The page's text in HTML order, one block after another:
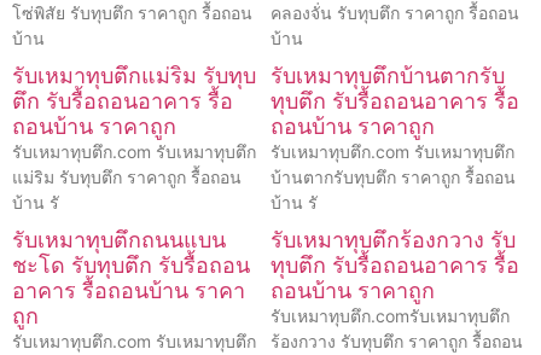
โซ่พิสัย รับทุบตึก ราคาถูก รื้อถอน
บ้าน
คลองจั่น รับทุบตึก ราคาถูก รื้อถอน
บ้าน
รับเหมาทุบตึกแม่ริม รับทุบ
ตึก รับรื้อถอนอาคาร รื้อ
ถอนบ้าน ราคาถูก
รับเหมาทุบตึก.com รับเหมาทุบตึก
แม่ริม รับทุบตึก ราคาถูก รื้อถอน
บ้าน รั
รับเหมาทุบตึกบ้านตากรับ
ทุบตึก รับรื้อถอนอาคาร รื้อ
ถอนบ้าน ราคาถูก
รับเหมาทุบตึก.com รับเหมาทุบตึก
บ้านตากรับทุบตึก ราคาถูก รื้อถอน
บ้าน รั
รับเหมาทุบตึกถนนแบน
ชะโด รับทุบตึก รับรื้อถอน
อาคาร รื้อถอนบ้าน ราคา
ถูก
รับเหมาทุบตึก.com รับเหมาทุบตึก
รับเหมาทุบตึกร้องกวาง รับ
ทุบตึก รับรื้อถอนอาคาร รื้อ
ถอนบ้าน ราคาถูก
รับเหมาทุบตึก.comรับเหมาทุบตึก
ร้องกวาง รับทุบตึก ราคาถูก รื้อถอน